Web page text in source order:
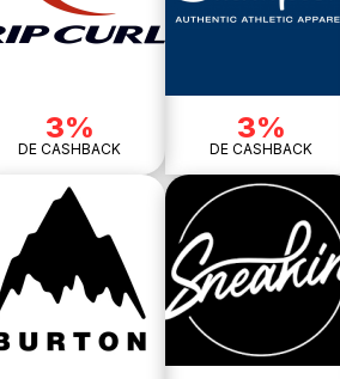
3%
DE CASHBACK
3%
DE CASHBACK